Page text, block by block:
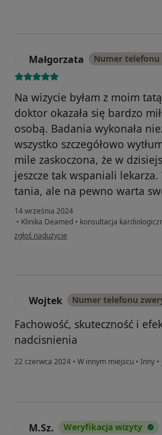
Małgorzata Numer
Na wizycie byłam z moim
doktor okazała się bardzo
osobą. Badania wykonała
wszystko szczegółowo
mile zaskoczona, że w
jeszcze tak wspaniali lekarza.
tania, ale na pewno warta
14 września 2024
• Klinika Deamed • konsultacja
w opinii użytkownika Małgorzata
zgłoś nadużycie
Wojtek Numer telefonu
Fachowość, skuteczność i
nadcisnienia
22 czerwca 2024 • W innym miejscu • Inny •
M.Sz. Weryfikacja wizyty